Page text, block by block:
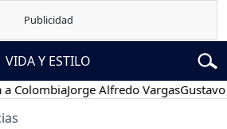
VIDA Y ESTILO
Jorge Alfredo VargasGustavo Petro